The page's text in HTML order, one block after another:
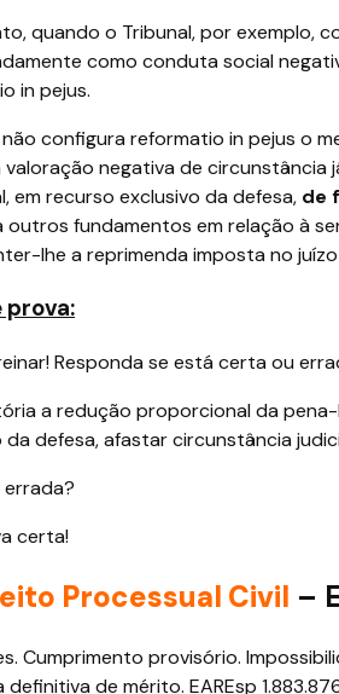
quando o Tribunal, por exemplo,
como conduta social
in pejus.
não configura reformatio in pejus o
valoração negativa de
em recurso exclusivo da defesa, de
fundamentos em relação à
lhe a reprimenda imposta no
prova:
Responda se está certa ou
a redução proporcional da
da defesa, afastar circunstância
certa!
Processual Civil –
Cumprimento provisório.
de mérito. EAREsp